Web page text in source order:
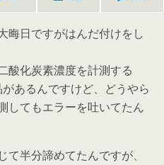
晦日ですがはんだ付けをし
酸化炭素濃度を計測する
があるんですけど、どうやら
してもエラーを吐いてたん
半分諦めてたんですが、